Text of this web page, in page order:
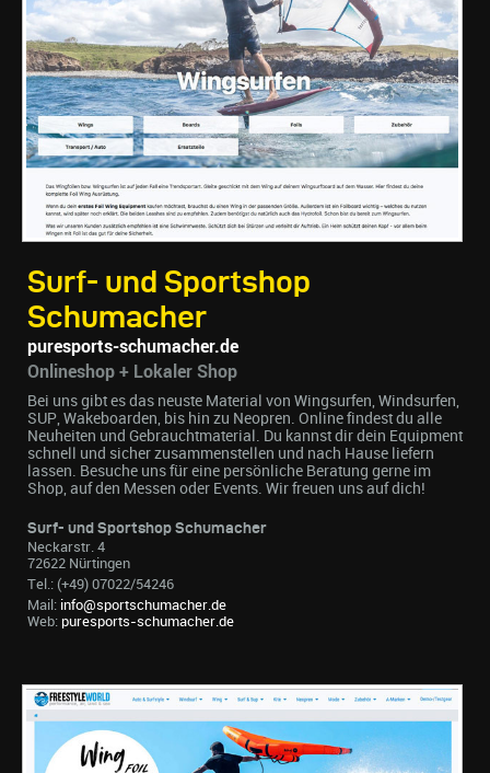
Surf- und Sportshop
Schumacher
puresports-schumacher.de
Onlineshop + Lokaler Shop
Bei uns gibt es das neuste Material von Wingsurfen, Windsurfen,
SUP, Wakeboarden, bis hin zu Neopren. Online findest du alle
Neuheiten und Gebrauchtmaterial. Du kannst dir dein Equipment
schnell und sicher zusammenstellen und nach Hause liefern
lassen. Besuche uns für eine persönliche Beratung gerne im
Shop, auf den Messen oder Events. Wir freuen uns auf dich!
Surf- und Sportshop Schumacher
Neckarstr. 4
72622 Nürtingen
Tel.: (+49) 07022/54246
Mail: info@sportschumacher.de
Web: puresports-schumacher.de